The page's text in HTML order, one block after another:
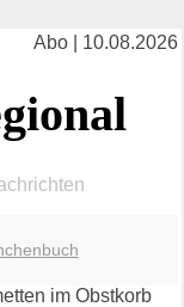
Abo | 10.08.2026